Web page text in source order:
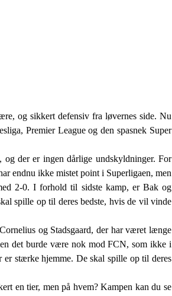
og sikkert defensiv fra løvernes side. Nu
Premier League og den spasnek Super
der er ingen dårlige undskyldninger. For
endnu ikke mistet point i Superligaen, men
2-0. I forhold til sidste kamp, er Bak og
spille op til deres bedste, hvis de vil vinde
og Stadsgaard, der har været længe
det burde være nok mod FCN, som ikke i
er stærke hjemme. De skal spille op til deres
en tier, men på hvem? Kampen kan du se